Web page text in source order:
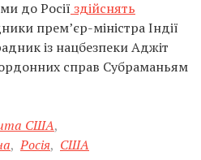
до Росії здійснять
прем’єр-міністра Індії
із нацбезпеки Аджіт
справ Субраманьям
США,
, Росія, США